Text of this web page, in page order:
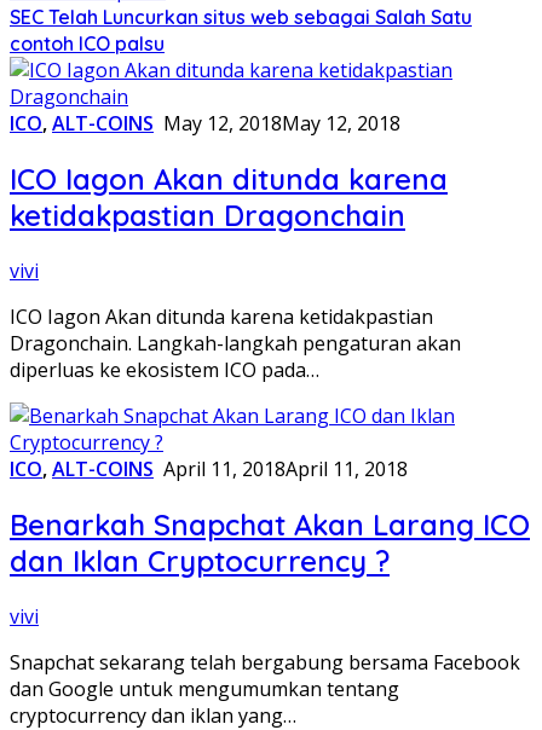
SEC Telah Luncurkan situs web sebagai Salah Satu
contoh ICO palsu
ICO,ALT-COINS May 12, 2018May 12, 2018
ICO Iagon Akan ditunda karena
ketidakpastian Dragonchain
vivi
ICO Iagon Akan ditunda karena ketidakpastian
Dragonchain. Langkah-langkah pengaturan akan
diperluas ke ekosistem ICO pada…
ICO,ALT-COINS April 11, 2018April 11, 2018
Benarkah Snapchat Akan Larang ICO
dan Iklan Cryptocurrency ?
vivi
Snapchat sekarang telah bergabung bersama Facebook
dan Google untuk mengumumkan tentang
cryptocurrency dan iklan yang…